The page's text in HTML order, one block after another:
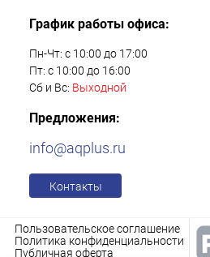
График работы офиса:
Пн-Чт: с 10:00 до 17:00
Пт: с 10:00 до 16:00
Сб и Вс: Выходной
Предложения:
info@aqplus.ru
Контакты
Пользовательское соглашение
Политика конфиденциальности
Публичная оферта